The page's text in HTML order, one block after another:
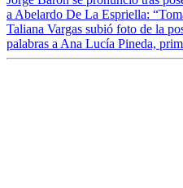
a Abelardo De La Espriella:
Taliana Vargas subió foto de la
palabras a Ana Lucía Pineda,